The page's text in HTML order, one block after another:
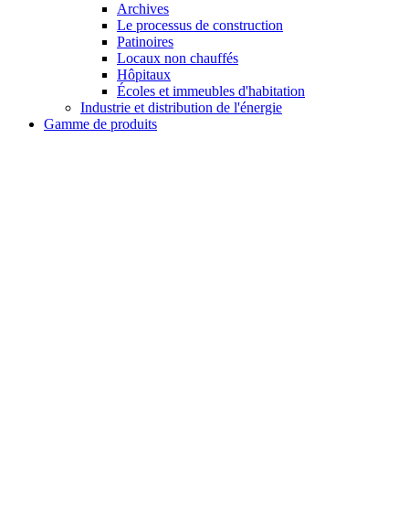
Archives
Le processus de construction
Patinoires
Locaux non chauffés
Hôpitaux
Écoles et immeubles d'habitation
Industrie et distribution de l'énergie
Gamme de produits